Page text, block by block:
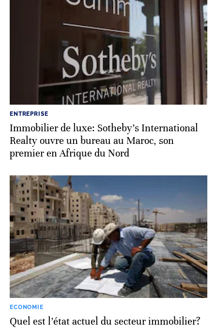
ENTREPRISE
Immobilier de luxe: Sotheby's International
Realty ouvre un bureau au Maroc, son
premier en Afrique du Nord
ECONOMIE
Quel est l’état actuel du secteur immobilier?